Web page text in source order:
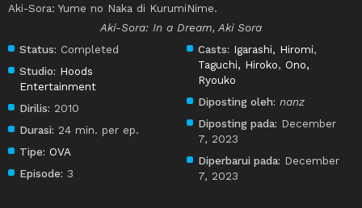
Aki-Sora: Yume no Naka di KurumiNime.
Aki-Sora: In a Dream, Aki Sora
Status: Completed
Studio: Hoods
Entertainment
Dirilis: 2010
Durasi: 24 min. per ep.
Tipe: OVA
Episode: 3
Casts: Igarashi, Hiromi,
Taguchi, Hiroko, Ono,
Ryouko
Diposting oleh: nanz
Diposting pada: December
7, 2023
Diperbarui pada: December
7, 2023